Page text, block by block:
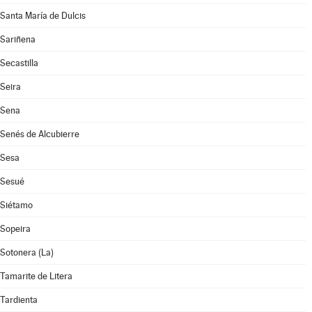
Santa María de Dulcis
Sariñena
Secastilla
Seira
Sena
Senés de Alcubierre
Sesa
Sesué
Siétamo
Sopeira
Sotonera (La)
Tamarite de Litera
Tardienta